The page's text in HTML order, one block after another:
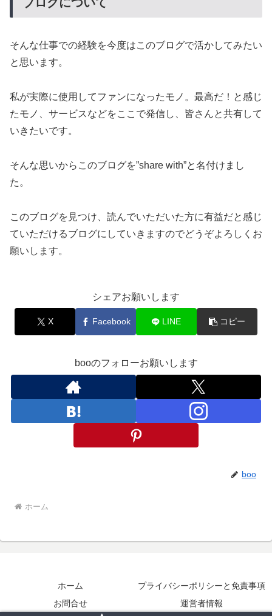
そんな仕事での経験を今度はこのブログで活かしてみたい
と思います。
私が実際に使用してファンになったモノ。最高だ！と感じ
たモノ、サービスなどをここで発信し、皆さんと共有して
いきたいです。
そんな思いからこのブログを”share with”と名付けまし
た。
このブログを見つけ、読んでいただいた方に有益だと感じ
ていただけるブログにしていきますのでどうぞよろしくお
願いします。
シェアお願いします
X Facebook LINE コピー
booのフォローお願いします
boo
ホーム
ホーム
プライバシーポリシーと免責事項
お問合せ
運営者情報